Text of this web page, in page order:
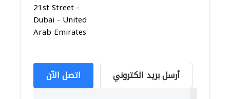
21st Street -
Dubai - United
Arab Emirates
اتصل الآن أرسل بريد الكتروني